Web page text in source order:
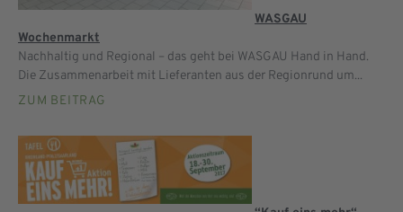
WASGAU
Wochenmarkt
Nachhaltig und Regional – das geht bei WASGAU Hand in Hand.
Die Zusammenarbeit mit Lieferanten aus der Regionrund um...
ZUM BEITRAG